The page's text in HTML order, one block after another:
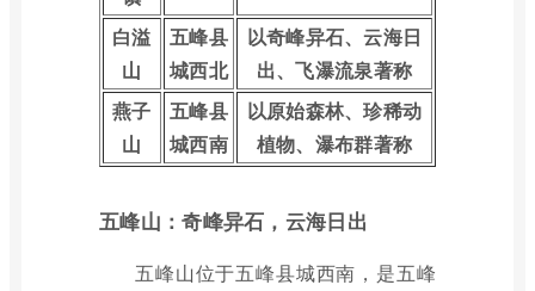
白溢
山
五峰县
城西北
以奇峰异石、云海日
出、飞瀑流泉著称
燕子
山
五峰县
城西南
以原始森林、珍稀动
植物、瀑布群著称
五峰山：奇峰异石，云海日出
五峰山位于五峰县城西南，是五峰